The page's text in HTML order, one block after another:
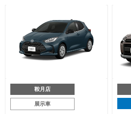
鞍月店
展示車